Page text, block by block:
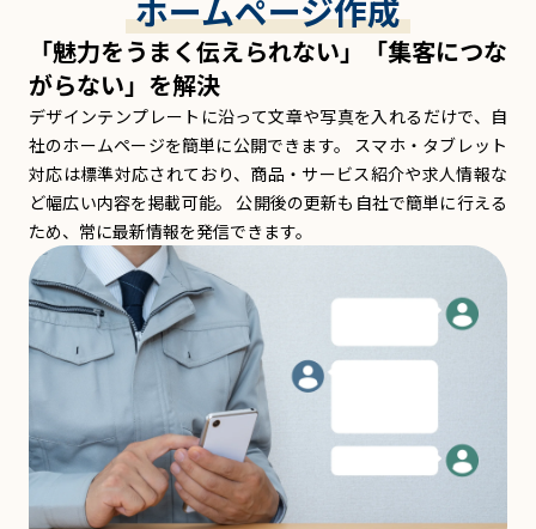
ホームページ作成
「魅力をうまく伝えられない」「集客につな
がらない」を解決
デザインテンプレートに沿って文章や写真を入れるだけで、自
社のホームページを簡単に公開できます。 スマホ・タブレット
対応は標準対応されており、商品・サービス紹介や求人情報な
ど幅広い内容を掲載可能。 公開後の更新も自社で簡単に行える
ため、常に最新情報を発信できます。